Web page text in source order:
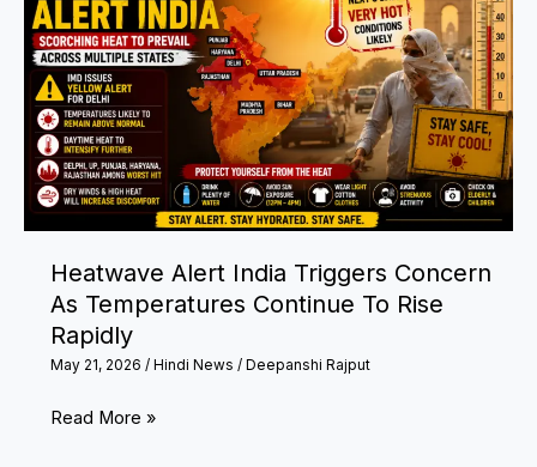
Heatwave Alert India Triggers Concern
As Temperatures Continue To Rise
Rapidly
May 21, 2026 / Hindi News / Deepanshi Rajput
Heatwave
Read More »